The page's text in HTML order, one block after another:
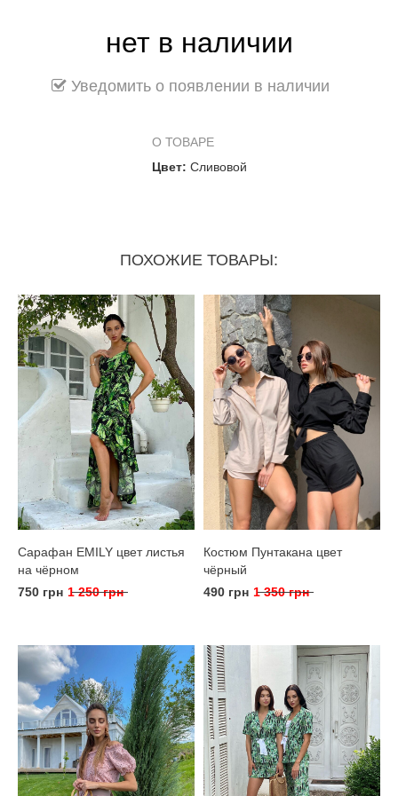
нет в наличии
Уведомить о появлении в наличии
О ТОВАРЕ
Цвет: Сливовой
ПОХОЖИЕ ТОВАРЫ:
Сарафан EMILY цвет листья
на чёрном
750 грн 1 250 грн
Костюм Пунтакана цвет
чёрный
490 грн 1 350 грн